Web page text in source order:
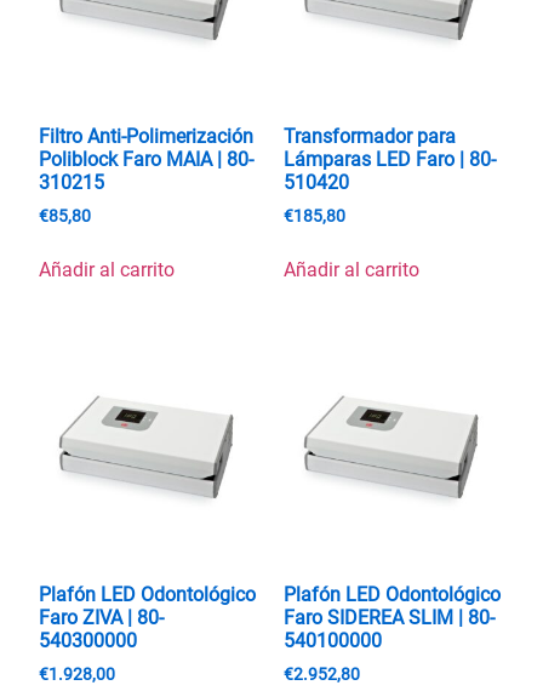
Filtro Anti-Polimerización
Poliblock Faro MAIA | 80-
310215
€85,80
Añadir al carrito
Transformador para
Lámparas LED Faro | 80-
510420
€185,80
Añadir al carrito
Plafón LED Odontológico
Faro ZIVA | 80-
540300000
€1.928,00
Plafón LED Odontológico
Faro SIDEREA SLIM | 80-
540100000
€2.952,80